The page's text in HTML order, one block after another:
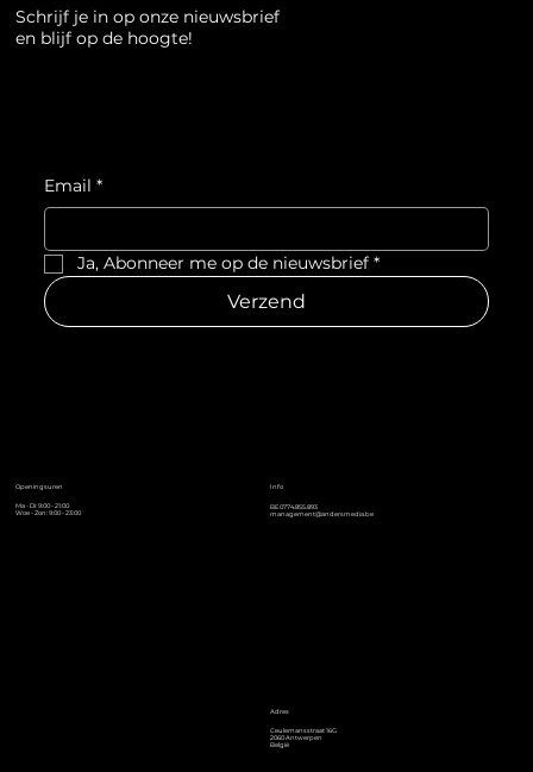
Schrijf je in op onze nieuwsbrief
en blijf op de hoogte!
Email *
Ja, Abonneer me op de nieuwsbrief *
Verzend
Info
BE0774.855.893
management@andersmedia.be
Openingsuren
Ma - Di: 9:00 - 21:00
Woe - Zon: 9:00 - 23:00
Adres
Ceulemansstraat 16G
2060 Antwerpen
België